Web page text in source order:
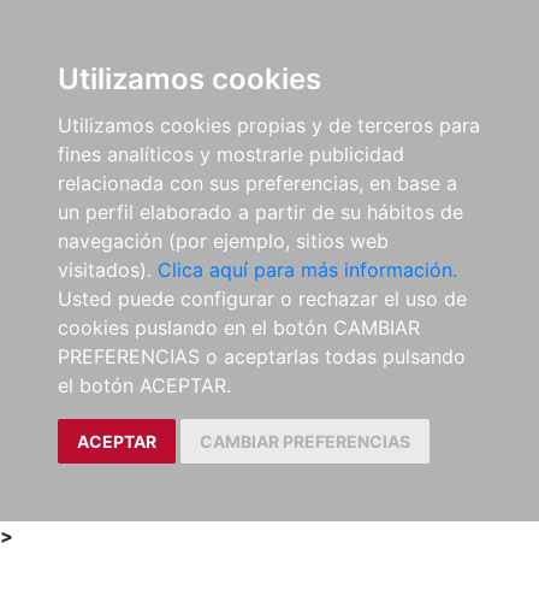
Utilizamos cookies
Utilizamos cookies propias y de terceros para
fines analíticos y mostrarle publicidad
relacionada con sus preferencias, en base a
un perfil elaborado a partir de su hábitos de
navegación (por ejemplo, sitios web
visitados). Clica aquí para más información.
Usted puede configurar o rechazar el uso de
cookies puslando en el botón CAMBIAR
PREFERENCIAS o aceptarlas todas pulsando
el botón ACEPTAR.
ACEPTAR CAMBIAR PREFERENCIAS
>